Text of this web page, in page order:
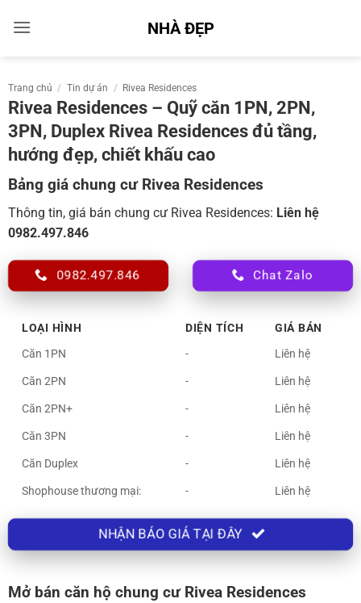
qua
NHÀ ĐẸP
Trang chủ / Tin dự án / Rivea Residences
Rivea Residences – Quỹ căn 1PN, 2PN,
3PN, Duplex Rivea Residences đủ tầng,
hướng đẹp, chiết khấu cao
Bảng giá chung cư Rivea Residences
Thông tin, giá bán chung cư Rivea Residences: Liên hệ
0982.497.846
0982.497.846 Chat Zalo
LOẠI HÌNH DIỆN TÍCH
GIÁ BÁN
Căn 1PN
-
Liên hệ
Căn 2PN
-
Liên hệ
Căn 2PN+
-
Liên hệ
Căn 3PN
-
Liên hệ
Căn Duplex
-
Liên hệ
Shophouse thương mại:
- Liên hệ
NHẬN BÁO GIÁ TẠI ĐÂY
Mở bán căn hộ chung cư Rivea Residences